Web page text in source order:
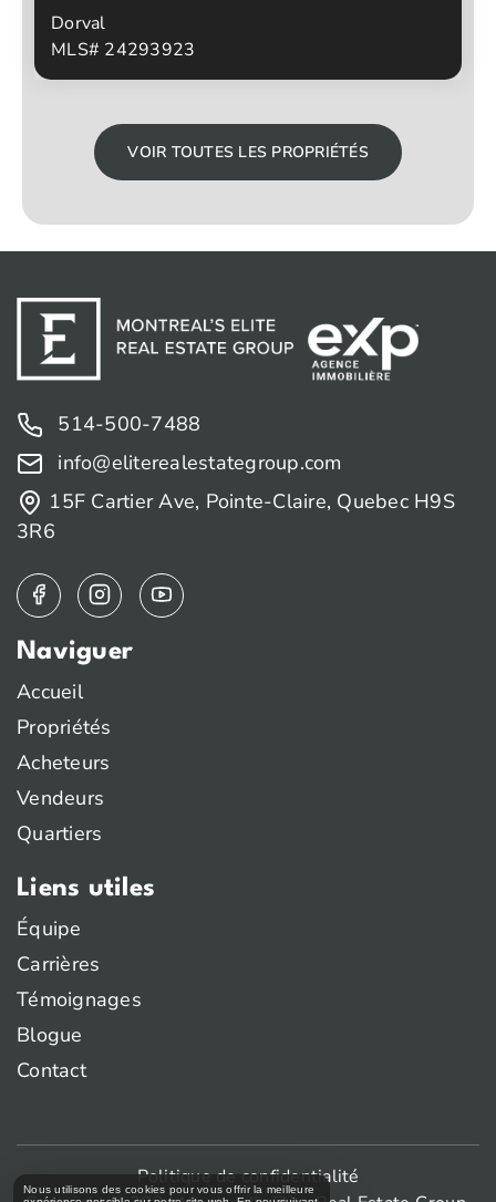
Dorval
MLS# 24293923
Chambres à coucher
Salles de bain
VOIR TOUTES LES PROPRIÉTÉS
514-500-7488
info@eliterealestategroup.com
15F Cartier Ave, Pointe-Claire, Quebec H9S
3R6
Naviguer
Accueil
Propriétés
Acheteurs
Vendeurs
Quartiers
Liens utiles
Équipe
Carrières
Témoignages
Blogue
Contact
Politique de confidentialité
Nous utilisons des cookies pour vous offrir la meilleure